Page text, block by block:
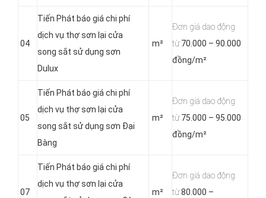
04
Tiến Phát báo giá chi phí
dịch vụ thợ sơn lại cửa
song sắt sử dụng sơn
Dulux
m²
Đơn giá dao động
từ70.000 – 90.000
đồng/m²
05
Tiến Phát báo giá chi phí
dịch vụ thợ sơn lại cửa
song sắt sử dụng sơn Đại
Bàng
m²
Đơn giá dao động
từ75.000 – 95.000
đồng/m²
07
Tiến Phát báo giá chi phí
dịch vụ thợ sơn lại cửa
m²
Đơn giá dao động
từ80.000 –